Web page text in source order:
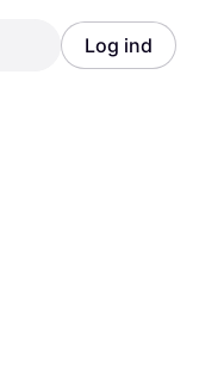
Log ind